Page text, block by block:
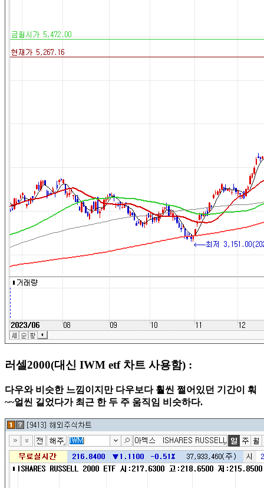
러셀2000(대신 IWM etf 차트 사용함) :
다우와 비슷한 느낌이지만 다우보다 훨씬 쩔어있던 기간이 훠
~~얼씬 길었다가 최근 한 두 주 움직임 비슷하다.